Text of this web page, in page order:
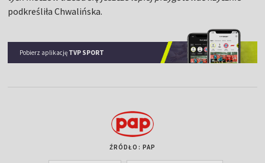
podkreśliła Chwalińska.
Pobierz aplikację TVP SPORT
ŹRÓDŁO: PAP